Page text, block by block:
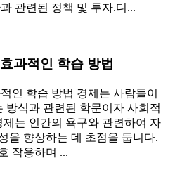
관련된 정책 및 투자.디...
과적인 학습 방법
인 학습 방법 경제는 사람들이
방식과 관련된 학문이자 사회적
는 인간의 욕구와 관련하여 자
을 향상하는 데 초점을 둡니다.
작용하며 ...